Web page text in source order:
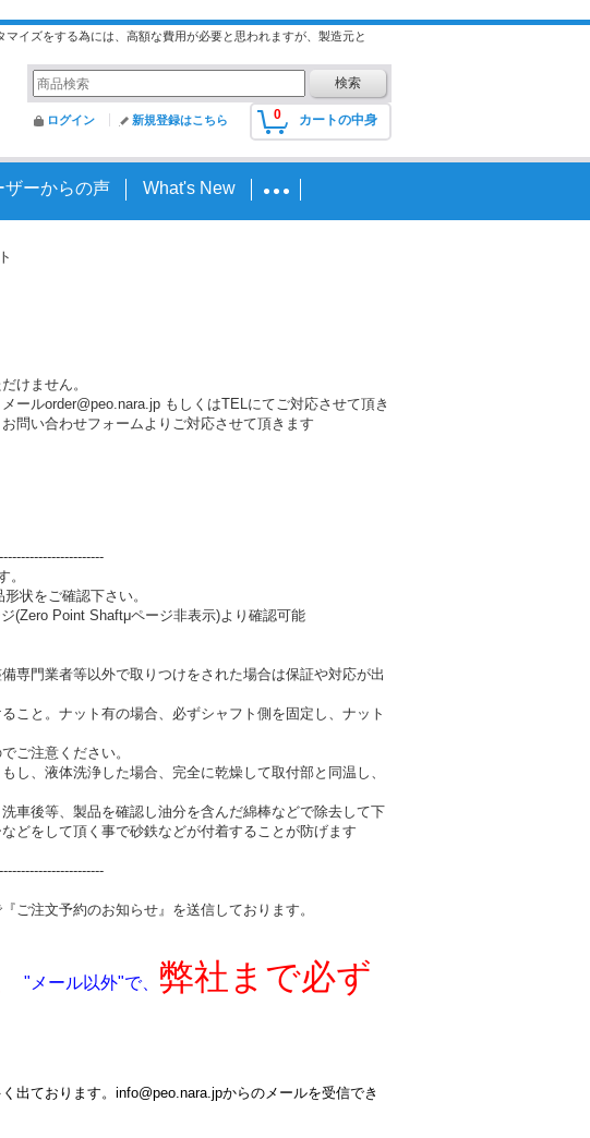
イズをする為には、高額な費用が必要と思われますが、製造元と
0 カートの中身
ログイン 新規登録はこちら
ザーからの声 What's New
けません。
ールorder@peo.nara.jp もしくはTELにてご対応させて頂き
問い合わせフォームよりご対応させて頂きます
。
状をご確認下さい。
(Zero Point Shaftμページ非表示)より確認可能
専門業者等以外で取りつけをされた場合は保証や対応が出
こと。ナット有の場合、必ずシャフト側を固定し、ナット
ご注意ください。
、液体洗浄した場合、完全に乾燥して取付部と同温し、
車後等、製品を確認し油分を含んだ綿棒などで除去して下
どをして頂く事で砂鉄などが付着することが防げます
ご注文予約のお知らせ』を送信しております。
"メール以外"で、 弊社まで必ず
出ております。info@peo.nara.jpからのメールを受信でき